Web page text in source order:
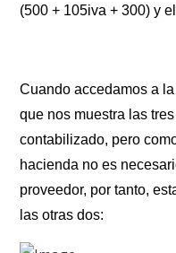
(500 + 105iva + 300) y
Cuando accedamos a
que nos muestra las
contabilizado, pero
hacienda no es
proveedor, por tanto,
las otras dos: